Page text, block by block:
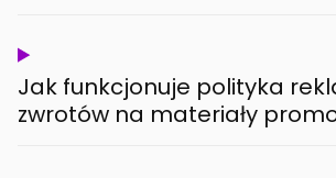
Jak funkcjonuje polityka
zwrotów na materiały